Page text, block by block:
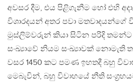
අවසර දීම, එය පිළිගැනීම හෝ එහි
විශාරදයන් අතර පවා
මුස්ලිම්වරුන් කියා සිටින පරිදි තමන්ට
සංඛ්‍යාවේ නියම සංඛ්‍යාවක් නොමැති
වසර 1450 කට පමණ ඉහතදී බහු
මෙබැවින්, බහු විවාහයේ නීති